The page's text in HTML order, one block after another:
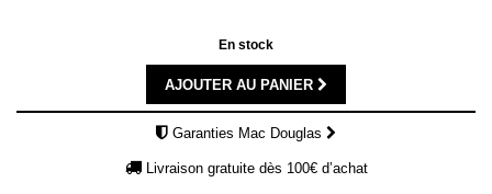
En stock
AJOUTER AU PANIER
Garanties Mac Douglas
Livraison gratuite dès 100€ d’achat